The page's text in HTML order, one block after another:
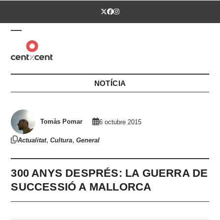
Twitter
Facebook
Instagram
Open
mobile
menu
Close
mobile
menu
NOTÍCIA
Tomàs Pomar 6 octubre 2015
Actualitat,Cultura,General
300 ANYS DESPRÉS: LA GUERRA DE
SUCCESSIÓ A MALLORCA